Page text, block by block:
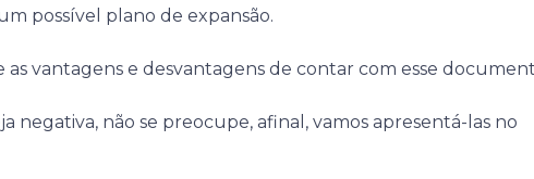
possível plano de expansão.
as vantagens e desvantagens de contar com esse
negativa, não se preocupe, afinal, vamos apresentá-las no